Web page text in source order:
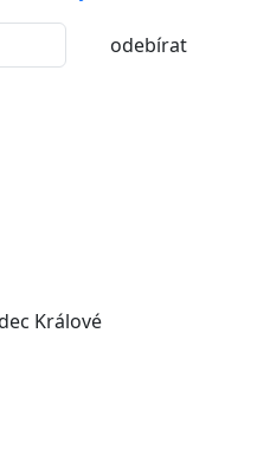
odebírat
Králové